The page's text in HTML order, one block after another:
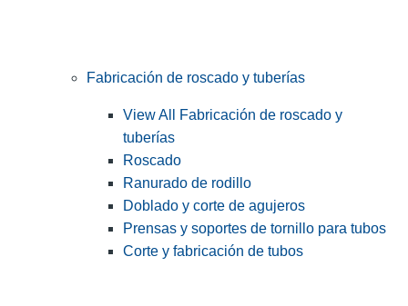
Fabricación de roscado y tuberías
View All Fabricación de roscado y
tuberías
Roscado
Ranurado de rodillo
Doblado y corte de agujeros
Prensas y soportes de tornillo para tubos
Corte y fabricación de tubos